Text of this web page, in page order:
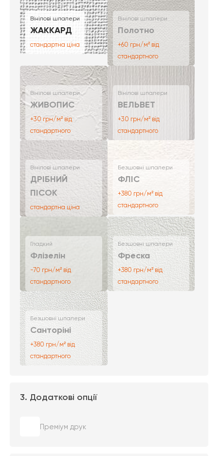
Вінілові шпалери
ЖАККАРД
стандартна ціна
Вінілові шпалери
Полотно
+60 грн/м² від
стандартного
Вінілові шпалери
ЖИВОПИС
+30 грн/м² від
стандартного
Вінілові шпалери
ВЕЛЬВЕТ
+30 грн/м² від
стандартного
Вінілові шпалери
ДРІБНИЙ
ПІСОК
стандартна ціна
Безшовні шпалери
ФЛІС
+380 грн/м² від
стандартного
Гладкий
Флізелін
-70 грн/м² від
стандартного
Безшовні шпалери
Фреска
+380 грн/м² від
стандартного
Безшовні шпалери
Санторіні
+380 грн/м² від
стандартного
3. Додаткові опції
Преміум друк